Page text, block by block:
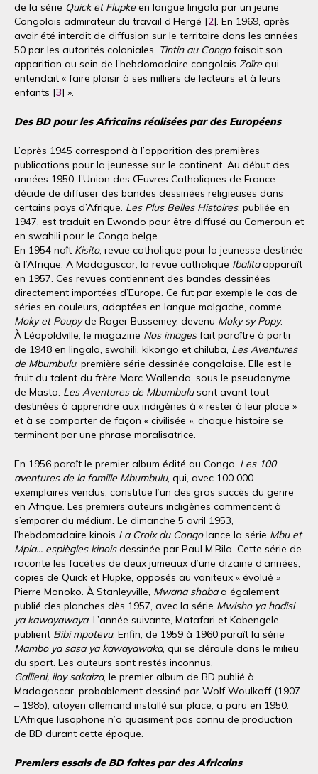
de la série Quick et Flupke en langue lingala par un jeune
Congolais admirateur du travail d’Hergé [2]. En 1969, après
avoir été interdit de diffusion sur le territoire dans les années
50 par les autorités coloniales, Tintin au Congofaisait son
apparition au sein de l’hebdomadaire congolais Zaïre qui
entendait « faire plaisir à ses milliers de lecteurs et à leurs
enfants [3] ».
Des BD pour les Africains réalisées par des Européens
L’après 1945 correspond à l’apparition des premières
publications pour la jeunesse sur le continent. Au début des
années 1950, l’Union des Œuvres Catholiques de France
décide de diffuser des bandes dessinées religieuses dans
certains pays d’Afrique. Les Plus Belles Histoires, publiée en
1947, est traduit en Ewondo pour être diffusé au Cameroun et
en swahili pour le Congo belge.
En 1954 naît Kisito, revue catholique pour la jeunesse destinée
à l’Afrique. A Madagascar, la revue catholique Ibalitaapparaît
en 1957. Ces revues contiennent des bandes dessinées
directement importées d’Europe. Ce fut par exemple le cas de
séries en couleurs, adaptées en langue malgache, comme
Moky et Poupyde Roger Bussemey, devenu Moky sy Popy.
À Léopoldville, le magazine Nos imagesfait paraître à partir
de 1948 en lingala, swahili, kikongo et chiluba, Les Aventures
de Mbumbulu, première série dessinée congolaise. Elle est le
fruit du talent du frère Marc Wallenda, sous le pseudonyme
de Masta. Les Aventures de Mbumbulusont avant tout
destinées à apprendre aux indigènes à « rester à leur place »
et à se comporter de façon « civilisée », chaque histoire se
terminant par une phrase moralisatrice.
En 1956 paraît le premier album édité au Congo, Les 100
aventures de la famille Mbumbulu, qui, avec 100 000
exemplaires vendus, constitue l’un des gros succès du genre
en Afrique. Les premiers auteurs indigènes commencent à
s’emparer du médium. Le dimanche 5 avril 1953,
l’hebdomadaire kinois La Croix du Congolance la série Mbu et
Mpia... espiègles kinoisdessinée par Paul M’Bila. Cette série de
raconte les facéties de deux jumeaux d’une dizaine d’années,
copies de Quick et Flupke, opposés au vaniteux « évolué »
Pierre Monoko. À Stanleyville, Mwana shabaa également
publié des planches dès 1957, avec la série Mwisho ya hadisi
ya kawayawaya. L’année suivante, Matafari et Kabengele
publient Bibi mpotevu. Enfin, de 1959 à 1960 paraît la série
Mambo ya sasa ya kawayawaka, qui se déroule dans le milieu
du sport. Les auteurs sont restés inconnus.
Gallieni, ilay sakaiza, le premier album de BD publié à
Madagascar, probablement dessiné par Wolf Woulkoff (1907
– 1985), citoyen allemand installé sur place, a paru en 1950.
L’Afrique lusophone n’a quasiment pas connu de production
de BD durant cette époque.
Premiers essais de BD faites par des Africains